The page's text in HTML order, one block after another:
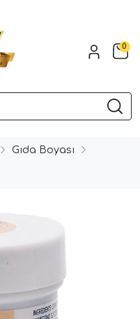
0
Gıda Boyası